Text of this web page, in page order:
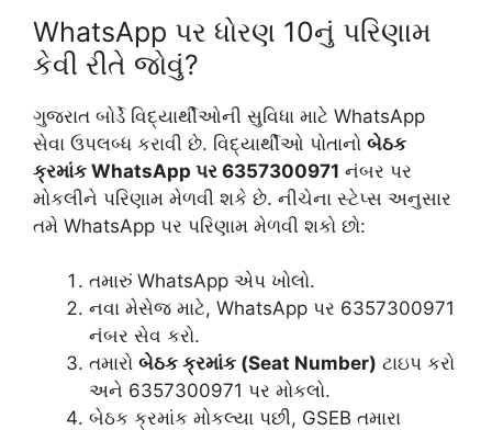
WhatsApp પર ધોરણ 10નું પરિણામ
કેવી રીતે જોવું?
ગુજરાત બોર્ડે વિદ્યાર્થીઓની સુવિધા માટે WhatsApp
સેવા ઉપલબ્ધ કરાવી છે. વિદ્યાર્થીઓ પોતાનો બેઠક
ક્રમાંક WhatsApp પર 6357300971 નંબર પર
મોકલીને પરિણામ મેળવી શકે છે. નીચેના સ્ટેપ્સ અનુસાર
તમે WhatsApp પર પરિણામ મેળવી શકો છો:
તમારું WhatsApp એપ ખોલો.
નવા મેસેજ માટે, WhatsApp પર 6357300971
નંબર સેવ કરો.
તમારો બેઠક ક્રમાંક (Seat Number) ટાઇપ કરો
અને 6357300971 પર મોકલો.
બેઠક ક્રમાંક મોકલ્યા પછી, GSEB તમારા